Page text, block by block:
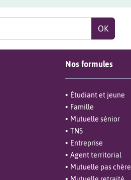
Nos formules
Étudiant et jeune
Famille
Mutuelle sénior
TNS
Entreprise
Agent territorial
Mutuelle pas chère